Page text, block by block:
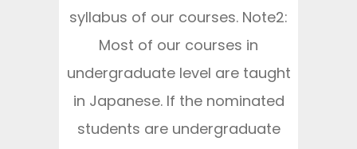
syllabus of our courses. Note2:
Most of our courses in
undergraduate level are taught
in Japanese. If the nominated
students are undergraduate